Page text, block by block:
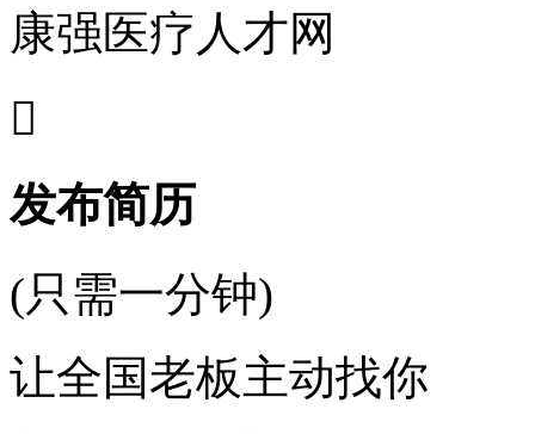
康强医疗人才网

发布简历
(只需一分钟)
让全国老板主动找你